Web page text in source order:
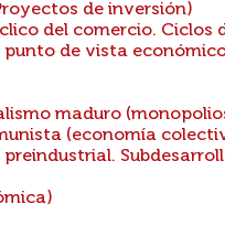
de inversión)
del comercio. Ciclos
punto de vista
maduro
(economía